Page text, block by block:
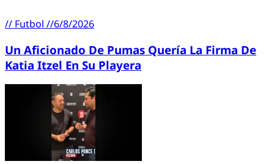
// Futbol //6/8/2026
Un Aficionado De Pumas Quería La Firma De
Katia Itzel En Su Playera